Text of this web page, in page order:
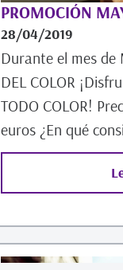
PROMOCIÓN
28/04/2019
Durante el mes de
DEL COLOR
TODO COLOR!
euros ¿En qué